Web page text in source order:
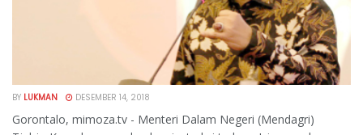
BY LUKMAN DESEMBER 14, 2018
Gorontalo, mimoza.tv - Menteri Dalam Negeri (Mendagri)